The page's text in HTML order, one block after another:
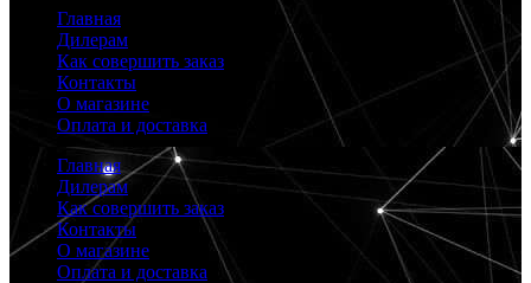
Главная
Дилерам
Как совершить заказ
Контакты
О магазине
Оплата и доставка
Главная
Дилерам
Как совершить заказ
Контакты
О магазине
Оплата и доставка